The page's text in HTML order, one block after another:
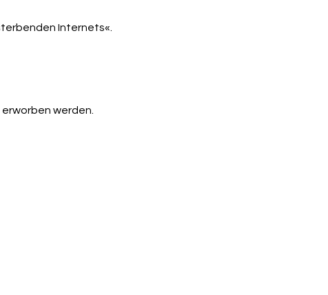
Internets«.
werden.